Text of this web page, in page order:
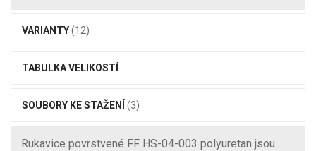
VARIANTY(12)
TABULKA VELIKOSTÍ
SOUBORY KE STAŽENÍ (3)
Rukavice povrstvené FF HS-04-003 polyuretan jsou